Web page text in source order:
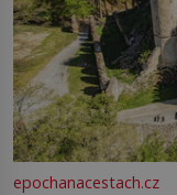
epochanacestach.cz